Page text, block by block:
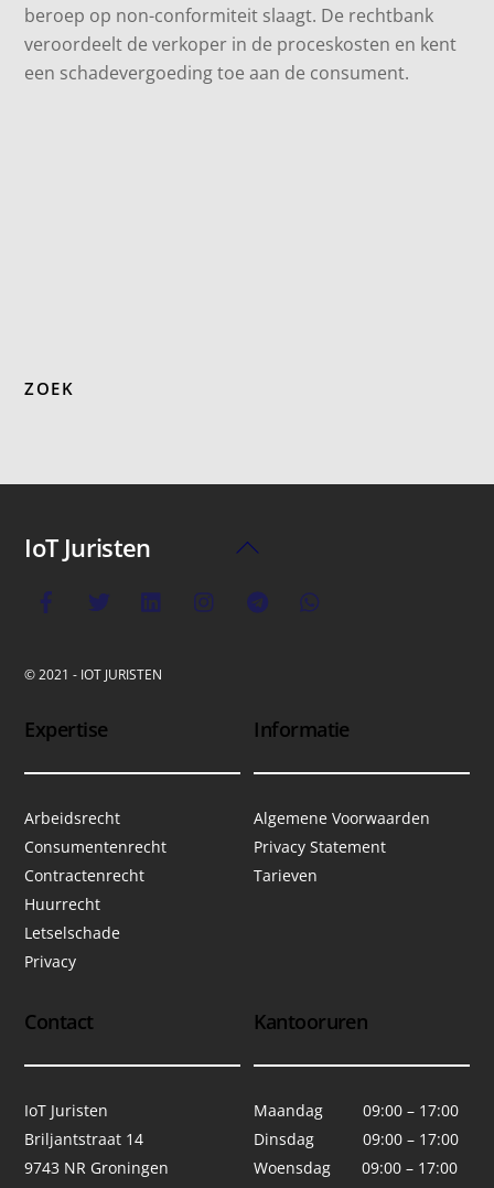
beroep op non-conformiteit slaagt. De rechtbank
veroordeelt de verkoper in de proceskosten en kent
een schadevergoeding toe aan de consument.
ZOEK
Back
Top
IoT Juristen
© 2021 - IOT JURISTEN
Expertise
Arbeidsrecht
Consumentenrecht
Contractenrecht
Huurrecht
Letselschade
Privacy
Informatie
Algemene Voorwaarden
Privacy Statement
Tarieven
Contact
IoT Juristen
Briljantstraat 14
9743 NR Groningen
Kantooruren
Maandag 09:00 – 17:00
Dinsdag 09:00 – 17:00
Woensdag 09:00 – 17:00